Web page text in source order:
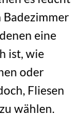
Badezimmer
eine
ist, wie
oder
Fliesen
wählen.